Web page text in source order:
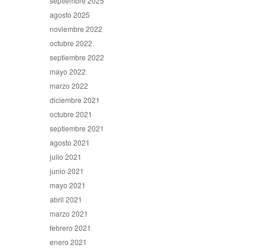
agosto 2025
noviembre 2022
octubre 2022
septiembre 2022
mayo 2022
marzo 2022
diciembre 2021
octubre 2021
septiembre 2021
agosto 2021
julio 2021
junio 2021
mayo 2021
abril 2021
marzo 2021
febrero 2021
enero 2021